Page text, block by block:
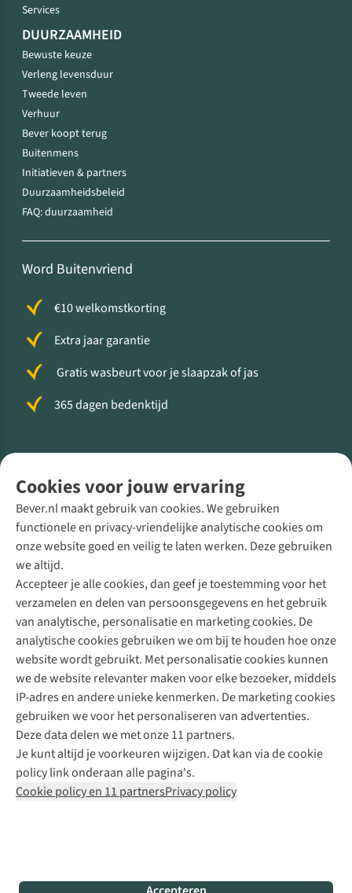
Cookies voor jouw ervaring
Bever.nl maakt gebruik van cookies. We gebruiken
functionele en privacy-vriendelijke analytische cookies om
onze website goed en veilig te laten werken. Deze gebruiken
we altijd.
Accepteer je alle cookies, dan geef je toestemming voor het
verzamelen en delen van persoonsgegevens en het gebruik
van analytische, personalisatie en marketing cookies. De
analytische cookies gebruiken we om bij te houden hoe onze
website wordt gebruikt. Met personalisatie cookies kunnen
we de website relevanter maken voor elke bezoeker, middels
IP-adres en andere unieke kenmerken. De marketing cookies
gebruiken we voor het personaliseren van advertenties.
Deze data delen we met onze 11 partners.
Je kunt altijd je voorkeuren wijzigen. Dat kan via de cookie
policy link onderaan alle pagina's.
Cookie policy en 11 partnersPrivacy policy
Services
DUURZAAMHEID
Bewuste keuze
Verleng levensduur
Tweede leven
Verhuur
Bever koopt terug
Buitenmens
Initiatieven & partners
Duurzaamheidsbeleid
FAQ: duurzaamheid
Word Buitenvriend
€10 welkomstkorting
Extra jaar garantie
Gratis wasbeurt voor je slaapzak of jas
365 dagen bedenktijd
Direct advies van een Buitenexpert
+31 (0)85 888 50 88
+31 6 12 28 49 80
Contactformulier